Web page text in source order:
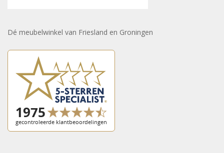
Dé meubelwinkel van Friesland en Groningen